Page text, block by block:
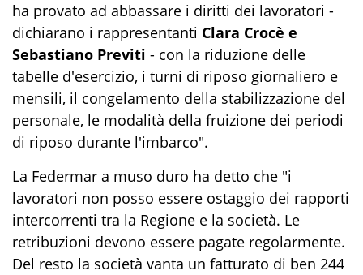
ha provato ad abbassare i diritti dei lavoratori -
dichiarano i rappresentanti Clara Crocè e
Sebastiano Previti - con la riduzione delle
tabelle d'esercizio, i turni di riposo giornaliero e
mensili, il congelamento della stabilizzazione del
personale, le modalità della fruizione dei periodi
di riposo durante l'imbarco".
La Federmar a muso duro ha detto che "i
lavoratori non posso essere ostaggio dei rapporti
intercorrenti tra la Regione e la società. Le
retribuzioni devono essere pagate regolarmente.
Del resto la società vanta un fatturato di ben 244